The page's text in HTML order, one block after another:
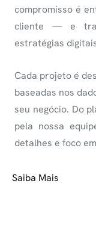
compromisso é
cliente — e
estratégias
Cada projeto é
baseadas nos
seu negócio. Do
pela nossa
detalhes e foco
Saiba Mais